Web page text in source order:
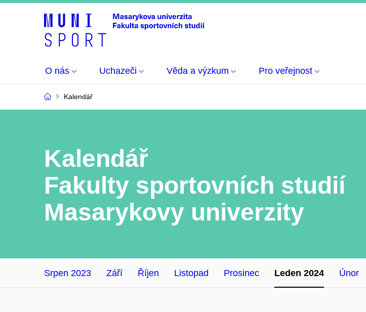
O nás Uchazeči Věda a výzkum Pro veřejnost
Kalendář
Kalendář
Fakulty sportovních studií
Masarykovy univerzity
Srpen 2023 Září Říjen Listopad Prosinec Leden 2024 Únor